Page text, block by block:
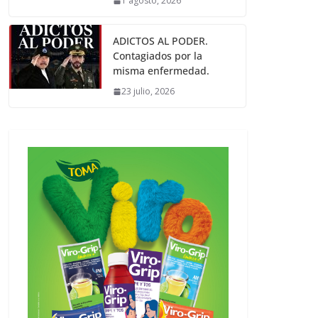
ADICTOS AL PODER.
Contagiados por la
misma enfermedad.
23 julio, 2026